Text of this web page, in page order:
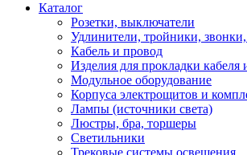
Каталог
Розетки, выключатели
Удлинители, тройники,
Кабель и провод
Изделия для прокладки кабеля
Модульное оборудование
Корпуса электрощитов и
Лампы (источники света)
Люстры, бра, торшеры
Светильники
Трековые системы освещения